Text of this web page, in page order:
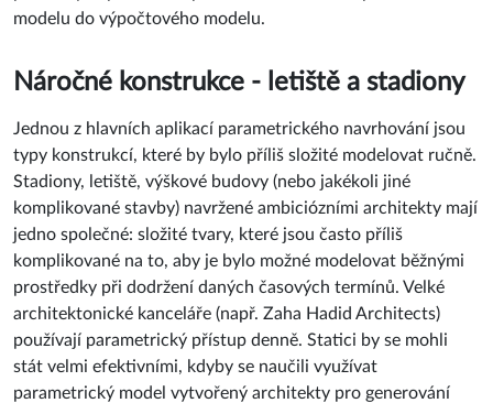
modelu do výpočtového modelu.
Náročné konstrukce - letiště a stadiony
Jednou z hlavních aplikací parametrického navrhování jsou
typy konstrukcí, které by bylo příliš složité modelovat ručně.
Stadiony, letiště, výškové budovy (nebo jakékoli jiné
komplikované stavby) navržené ambiciózními architekty mají
jedno společné: složité tvary, které jsou často příliš
komplikované na to, aby je bylo možné modelovat běžnými
prostředky při dodržení daných časových termínů. Velké
architektonické kanceláře (např. Zaha Hadid Architects)
používají parametrický přístup denně. Statici by se mohli
stát velmi efektivními, kdyby se naučili využívat
parametrický model vytvořený architekty pro generování